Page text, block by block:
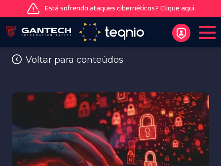
Está sofrendo ataques cibernéticos? Clique aqui
Voltar para conteúdos